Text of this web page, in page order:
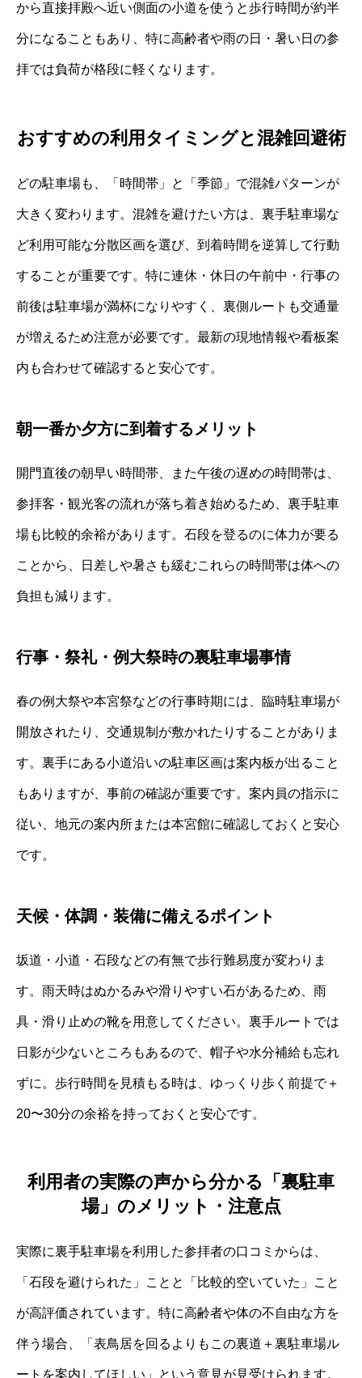
から直接拝殿へ近い側面の小道を使うと歩行時間が約半
分になることもあり、特に高齢者や雨の日・暑い日の参
拝では負荷が格段に軽くなります。
おすすめの利用タイミングと混雑回避術
どの駐車場も、「時間帯」と「季節」で混雑パターンが
大きく変わります。混雑を避けたい方は、裏手駐車場な
ど利用可能な分散区画を選び、到着時間を逆算して行動
することが重要です。特に連休・休日の午前中・行事の
前後は駐車場が満杯になりやすく、裏側ルートも交通量
が増えるため注意が必要です。最新の現地情報や看板案
内も合わせて確認すると安心です。
朝一番か夕方に到着するメリット
開門直後の朝早い時間帯、また午後の遅めの時間帯は、
参拝客・観光客の流れが落ち着き始めるため、裏手駐車
場も比較的余裕があります。石段を登るのに体力が要る
ことから、日差しや暑さも緩むこれらの時間帯は体への
負担も減ります。
行事・祭礼・例大祭時の裏駐車場事情
春の例大祭や本宮祭などの行事時期には、臨時駐車場が
開放されたり、交通規制が敷かれたりすることがありま
す。裏手にある小道沿いの駐車区画は案内板が出ること
もありますが、事前の確認が重要です。案内員の指示に
従い、地元の案内所または本宮館に確認しておくと安心
です。
天候・体調・装備に備えるポイント
坂道・小道・石段などの有無で歩行難易度が変わりま
す。雨天時はぬかるみや滑りやすい石があるため、雨
具・滑り止めの靴を用意してください。裏手ルートでは
日影が少ないところもあるので、帽子や水分補給も忘れ
ずに。歩行時間を見積もる時は、ゆっくり歩く前提で＋
20〜30分の余裕を持っておくと安心です。
利用者の実際の声から分かる「裏駐車
場」のメリット・注意点
実際に裏手駐車場を利用した参拝者の口コミからは、
「石段を避けられた」ことと「比較的空いていた」こと
が高評価されています。特に高齢者や体の不自由な方を
伴う場合、「表鳥居を回るよりもこの裏道＋裏駐車場ル
ートを案内してほしい」という意見が見受けられます。